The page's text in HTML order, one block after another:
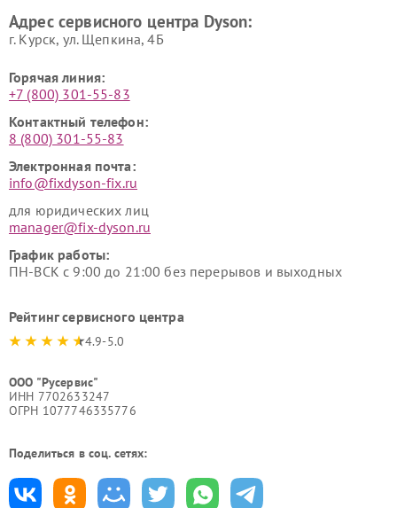
Адрес сервисного центра Dyson:
г. Курск, ул. Щепкина, 4Б
Горячая линия:
+7 (800) 301-55-83
Контактный телефон:
8 (800) 301-55-83
Электронная почта:
info@fixdyson-fix.ru
для юридических лиц
manager@fix-dyson.ru
График работы:
ПН-ВСК с 9:00 до 21:00 без перерывов и выходных
Рейтинг сервисного центра
4.9-5.0
ООО "Русервис"
ИНН 7702633247
ОГРН 1077746335776
Поделиться в соц. сетях: